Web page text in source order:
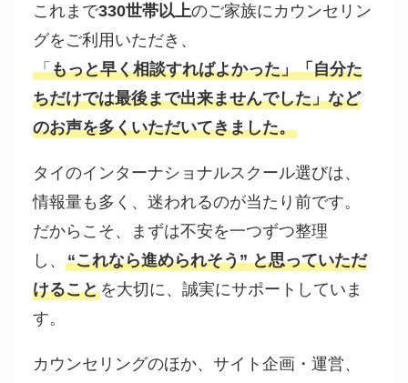
これまで330世帯以上のご家族にカウンセリン
グをご利用いただき、
「もっと早く相談すればよかった」「自分た
ちだけでは最後まで出来ませんでした」など
のお声を多くいただいてきました。
タイのインターナショナルスクール選びは、
情報量も多く、迷われるのが当たり前です。
だからこそ、まずは不安を一つずつ整理
し、 “これなら進められそう” と思っていただ
けることを大切に、誠実にサポートしていま
す。
カウンセリングのほか、サイト企画・運営、